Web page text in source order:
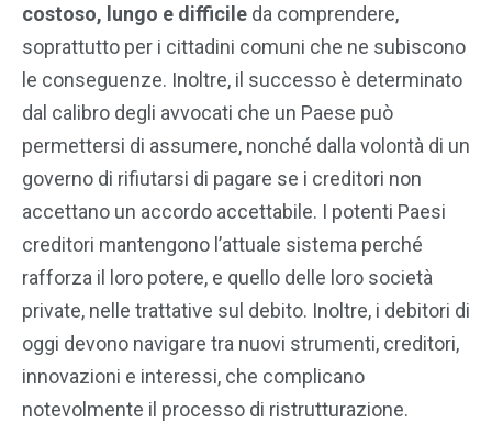
costoso, lungo e difficile da comprendere,
soprattutto per i cittadini comuni che ne subiscono
le conseguenze. Inoltre, il successo è determinato
dal calibro degli avvocati che un Paese può
permettersi di assumere, nonché dalla volontà di un
governo di rifiutarsi di pagare se i creditori non
accettano un accordo accettabile. I potenti Paesi
creditori mantengono l’attuale sistema perché
rafforza il loro potere, e quello delle loro società
private, nelle trattative sul debito. Inoltre, i debitori di
oggi devono navigare tra nuovi strumenti, creditori,
innovazioni e interessi, che complicano
notevolmente il processo di ristrutturazione.